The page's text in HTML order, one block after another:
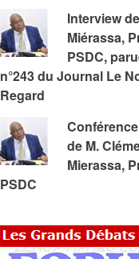
Interview
Miérassa,
PSDC,
n°243 du Journal Le
Regard
de M.
Mierassa,
PSDC